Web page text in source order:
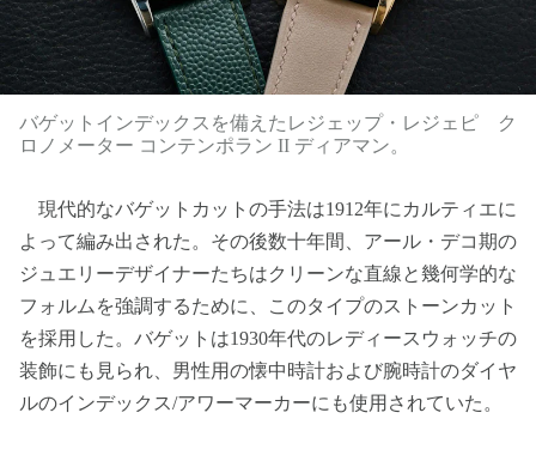
バゲットインデックスを備えたレジェップ・レジェピ ク
ロノメーター コンテンポラン II ディアマン。
現代的なバゲットカットの手法は1912年にカルティエに
よって編み出された。その後数十年間、アール・デコ期の
ジュエリーデザイナーたちはクリーンな直線と幾何学的な
フォルムを強調するために、このタイプのストーンカット
を採用した。バゲットは1930年代のレディースウォッチの
装飾にも見られ、男性用の懐中時計および腕時計のダイヤ
ルのインデックス/アワーマーカーにも使用されていた。